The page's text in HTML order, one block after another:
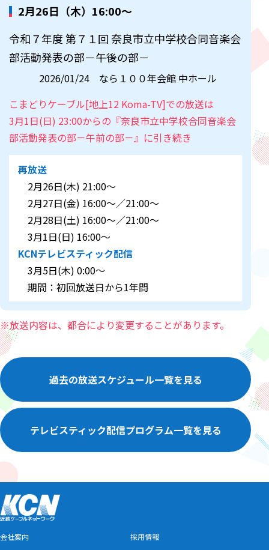
2月26日（木）16:00～
令和７年度 第７１回 奈良市立中学校合同音楽会
部活動発表の部－午後の部－
2026/01/24 なら１００年会館 中ホール
こまどりケーブル[地上12 Koma-TV]での放送は
3月1日(日) 23:00からの『奈良市立中学校合同音楽会
部活動発表の部－午前の部－』に引き続き
再放送
2月26日(木) 21:00～
2月27日(金) 16:00～／21:00～
2月28日(土) 16:00～／21:00～
3月1日(日) 16:00～
KCNテレビスティック配信
3月5日(木) 0:00～
期間：初回放送日から1年間
※放送内容は、都合により変更することがあります。
過去の放送スケジュール一覧を見る
テレビスティック配信プログラム一覧を見る
会社案内 採用情報